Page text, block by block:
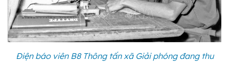
Điện báo viên B8 Thông tấn xã Giải phóng đang thu